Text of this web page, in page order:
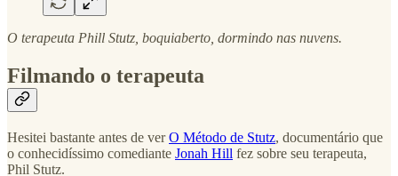
O terapeuta Phill Stutz, boquiaberto, dormindo nas nuvens.
Filmando o terapeuta
Hesitei bastante antes de verO Método de Stutz, documentário que
o conhecidíssimo comediante Jonah Hill fez sobre seu terapeuta,
Phil Stutz.